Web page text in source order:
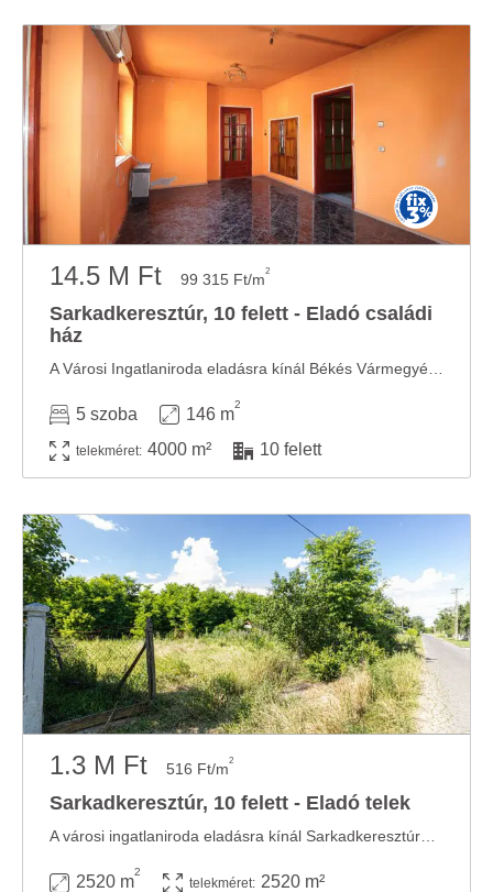
14.5 M Ft 99 315 Ft/m2
Sarkadkeresztúr, 10 felett - Eladó családi
ház
5 szoba 146 m
2
telekméret: 4000 m² 10 felett
1.3 M Ft 516 Ft/m2
Sarkadkeresztúr, 10 felett - Eladó telek
2520 m
2
telekméret: 2520 m²